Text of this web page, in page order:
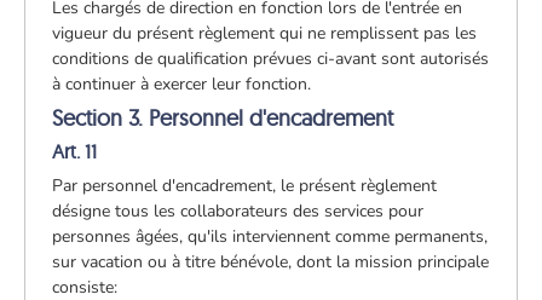
Les chargés de direction en fonction lors de l'entrée en
vigueur du présent règlement qui ne remplissent pas les
conditions de qualification prévues ci-avant sont autorisés
à continuer à exercer leur fonction.
Section 3. Personnel d'encadrement
Art. 11
Par personnel d'encadrement, le présent règlement
désigne tous les collaborateurs des services pour
personnes âgées, qu'ils interviennent comme permanents,
sur vacation ou à titre bénévole, dont la mission principale
consiste: